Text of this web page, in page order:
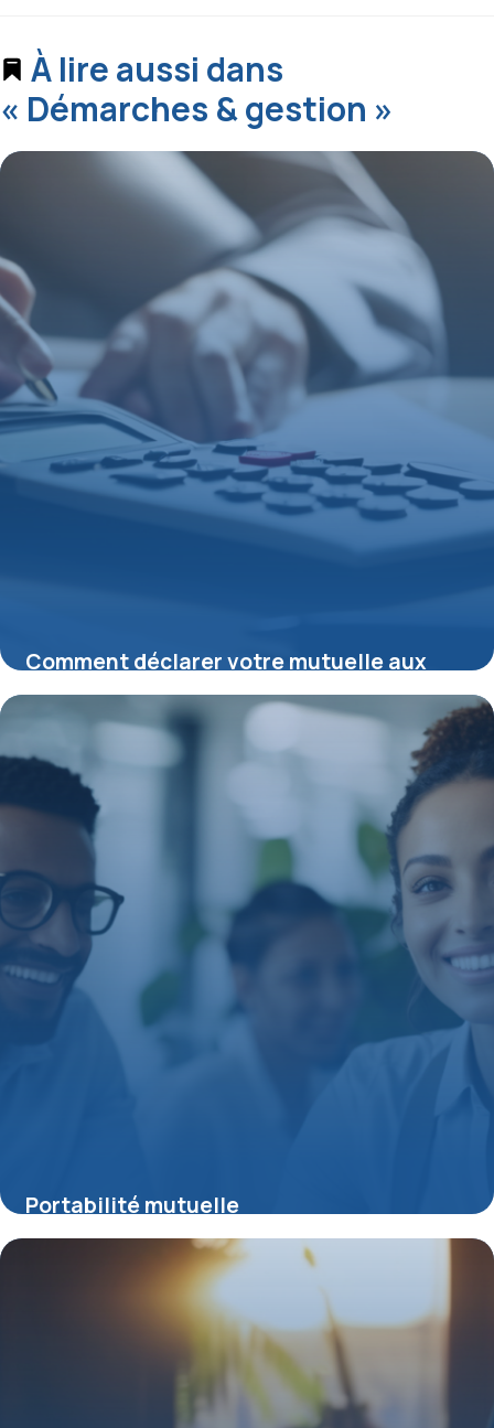
À lire aussi dans
« Démarches & gestion »
Comment déclarer votre mutuelle aux
impôts en 2025 : démarches et conseils
Portabilité mutuelle
15 juin 2026